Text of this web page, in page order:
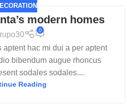
modern homes
0
hac mi dui a per aptent
bibendum augue rhoncus
sodales sodales....
Reading